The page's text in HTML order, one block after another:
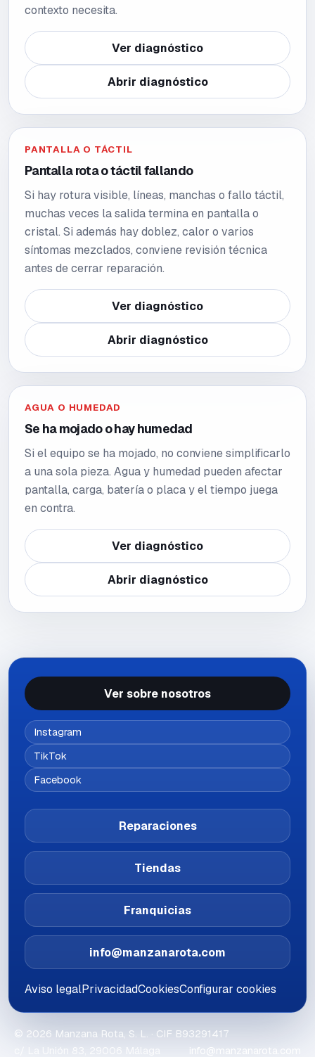
contexto necesita.
Ver diagnóstico
Abrir diagnóstico
PANTALLA O TÁCTIL
Pantalla rota o táctil fallando
Si hay rotura visible, líneas, manchas o fallo táctil,
muchas veces la salida termina en pantalla o
cristal. Si además hay doblez, calor o varios
síntomas mezclados, conviene revisión técnica
antes de cerrar reparación.
Ver diagnóstico
Abrir diagnóstico
AGUA O HUMEDAD
Se ha mojado o hay humedad
Si el equipo se ha mojado, no conviene simplificarlo
a una sola pieza. Agua y humedad pueden afectar
pantalla, carga, batería o placa y el tiempo juega
en contra.
Ver diagnóstico
Abrir diagnóstico
Ver sobre nosotros
Instagram
TikTok
Facebook
Reparaciones
Tiendas
Franquicias
info@manzanarota.com
Aviso legalPrivacidadCookiesConfigurar cookies
© 2026 Manzana Rota, S. L. · CIF B93291417
c/ La Unión 83, 29006 Málaga
info@manzanarota.com